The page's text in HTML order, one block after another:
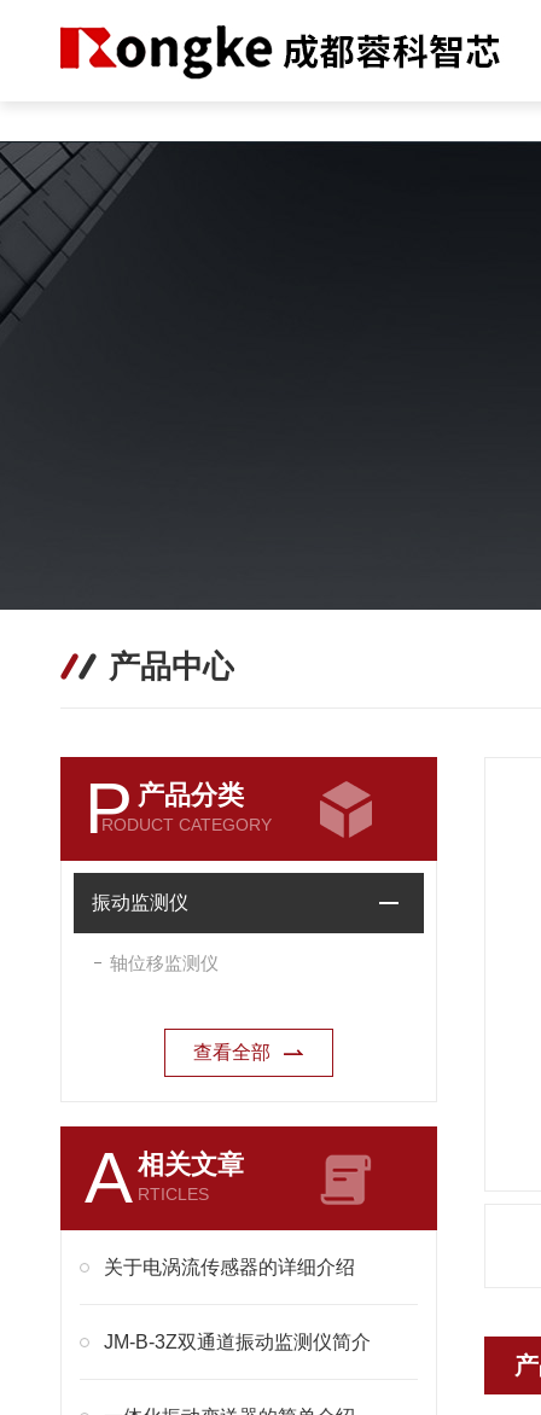
产品中心
P 产品分类
RODUCT CATEGORY
振动监测仪
轴位移监测仪
查看全部
A相关文章
RTICLES
关于电涡流传感器的详细介绍
JM-B-3Z双通道振动监测仪简介